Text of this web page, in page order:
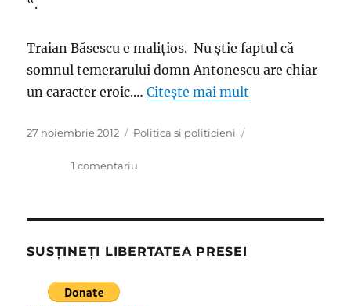
“.
Traian Băsescu e maliţios. Nu ştie faptul că
somnul temerarului domn Antonescu are chiar
un caracter eroic.…Citește mai mult
Publicat
27 noiembrie 2012 Categorii
Politica si politicieni
1 comentariu
Antonescu
SUSȚINEȚI LIBERTATEA PRESEI